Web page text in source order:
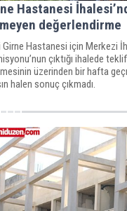
Hastanesi
değerlendirme
Girne Hastanesi için Merkezi
çıktığı ihalede
üzerinden bir hafta
halen sonuç çıkmadı.